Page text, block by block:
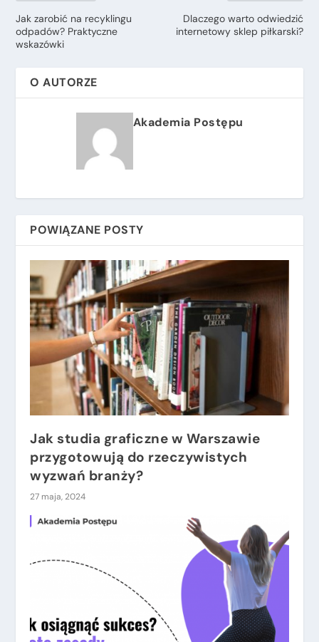
Jak zarobić na recyklingu
odpadów? Praktyczne
wskazówki
Dlaczego warto odwiedzić
internetowy sklep piłkarski?
O AUTORZE
Akademia Postępu
POWIĄZANE POSTY
Jak studia graficzne w Warszawie
przygotowują do rzeczywistych
wyzwań branży?
27 maja, 2024